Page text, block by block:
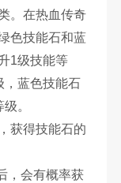
。在热血传奇
色技能石和蓝
1级技能等
，蓝色技能石
。
获得技能石的
，会有概率获